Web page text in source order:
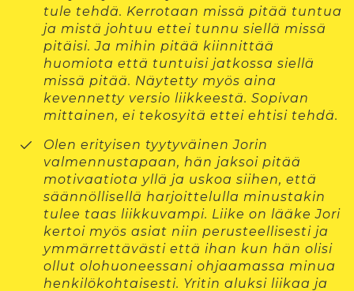
tule tehdä. Kerrotaan missä pitää tuntua
ja mistä johtuu ettei tunnu siellä missä
pitäisi. Ja mihin pitää kiinnittää
huomiota että tuntuisi jatkossa siellä
missä pitää. Näytetty myös aina
kevennetty versio liikkeestä. Sopivan
mittainen, ei tekosyitä ettei ehtisi tehdä.
Olen erityisen tyytyväinen Jorin
valmennustapaan, hän jaksoi pitää
motivaatiota yllä ja uskoa siihen, että
säännöllisellä harjoittelulla minustakin
tulee taas liikkuvampi. Liike on lääke Jori
kertoi myös asiat niin perusteellisesti ja
ymmärrettävästi että ihan kun hän olisi
ollut olohuoneessani ohjaamassa minua
henkilökohtaisesti. Yritin aluksi liikaa ja